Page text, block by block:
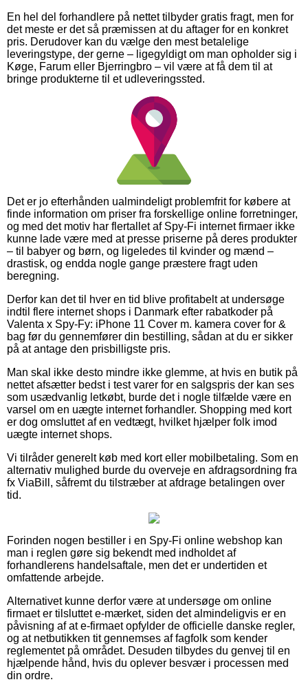
En hel del forhandlere på nettet tilbyder gratis fragt, men for
det meste er det så præmissen at du aftager for en konkret
pris. Derudover kan du vælge den mest betalelige
leveringstype, der gerne – ligegyldigt om man opholder sig i
Køge, Farum eller Bjerringbro – vil være at få dem til at
bringe produkterne til et udleveringssted.
Det er jo efterhånden ualmindeligt problemfrit for købere at
finde information om priser fra forskellige online forretninger,
og med det motiv har flertallet af Spy-Fi internet firmaer ikke
kunne lade være med at presse priserne på deres produkter
– til babyer og børn, og ligeledes til kvinder og mænd –
drastisk, og endda nogle gange præstere fragt uden
beregning.
Derfor kan det til hver en tid blive profitabelt at undersøge
indtil flere internet shops i Danmark efter rabatkoder på
Valenta x Spy-Fy: iPhone 11 Cover m. kamera cover for &
bag før du gennemfører din bestilling, sådan at du er sikker
på at antage den prisbilligste pris.
Man skal ikke desto mindre ikke glemme, at hvis en butik på
nettet afsætter bedst i test varer for en salgspris der kan ses
som usædvanlig letkøbt, burde det i nogle tilfælde være en
varsel om en uægte internet forhandler. Shopping med kort
er dog omsluttet af en vedtægt, hvilket hjælper folk imod
uægte internet shops.
Vi tilråder generelt køb med kort eller mobilbetaling. Som en
alternativ mulighed burde du overveje en afdragsordning fra
fx ViaBill, såfremt du tilstræber at afdrage betalingen over
tid.
Forinden nogen bestiller i en Spy-Fi online webshop kan
man i reglen gøre sig bekendt med indholdet af
forhandlerens handelsaftale, men det er undertiden et
omfattende arbejde.
Alternativet kunne derfor være at undersøge om online
firmaet er tilsluttet e-mærket, siden det almindeligvis er en
påvisning af at e-firmaet opfylder de officielle danske regler,
og at netbutikken tit gennemses af fagfolk som kender
reglementet på området. Desuden tilbydes du genvej til en
hjælpende hånd, hvis du oplever besvær i processen med
din ordre.